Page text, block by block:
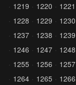
1219
1220 1221
1228
1229 1230
1237
1238 1239
1246
1247 1248
1255
1256 1257
1264
1265 1266